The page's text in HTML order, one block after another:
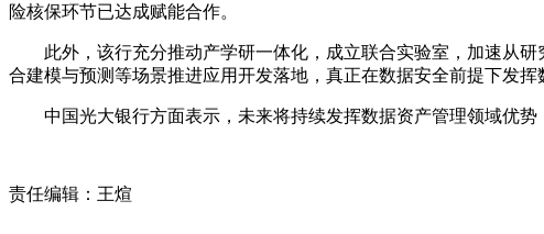
险核保环节已达成赋能合作。
此外，该行充分推动产学研一体化，成立联合实验室，加速从
合建模与预测等场景推进应用开发落地，真正在数据安全前提下发挥
中国光大银行方面表示，未来将持续发挥数据资产管理领域优
责任编辑：王煊